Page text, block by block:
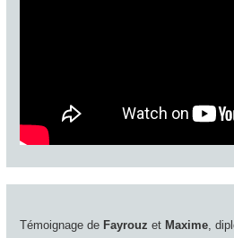
Témoignage de Fayrouz et Maxime,